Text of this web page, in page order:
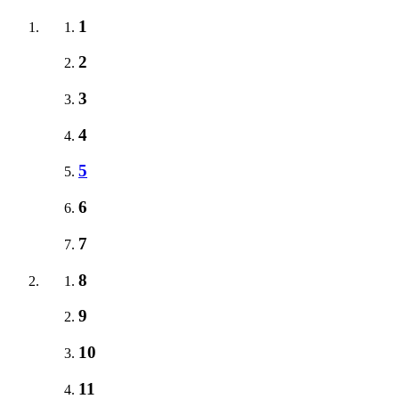
1
2
3
4
5
6
7
8
9
10
11